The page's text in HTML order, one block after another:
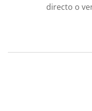
directo o